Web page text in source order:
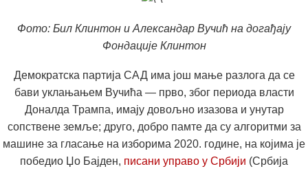
Фото: Бил Клинтон и Александар Вучић на догађају
Фондације Клинтон
Демократска партија САД има још мање разлога да се
бави уклањањем Вучића — прво, због периода власти
Доналда Трампа, имају довољно изазова и унутар
сопствене земље; друго, добро памте да су алгоритми за
машине за гласање на изборима 2020. године, на којима је
победио Џо Бајден, писани управо у Србији (Србија